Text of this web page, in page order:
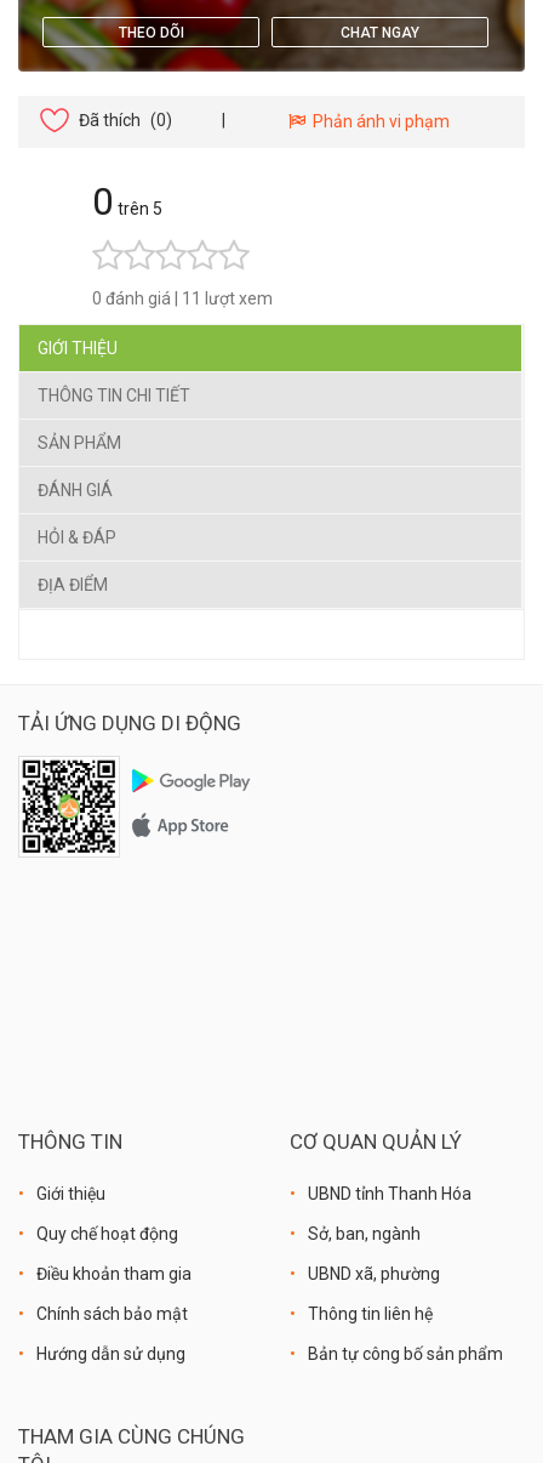
THEO DÕI CHAT NGAY
Đã thích (0) Phản ánh vi phạm
0 trên 5
0 đánh giá 11 lượt xem
GIỚI THIỆU
THÔNG TIN CHI TIẾT
SẢN PHẨM
ĐÁNH GIÁ
HỎI & ĐÁP
ĐỊA ĐIỂM
TẢI ỨNG DỤNG DI ĐỘNG
THÔNG TIN
Giới thiệu
Quy chế hoạt động
Điều khoản tham gia
Chính sách bảo mật
Hướng dẫn sử dụng
CƠ QUAN QUẢN LÝ
UBND tỉnh Thanh Hóa
Sở, ban, ngành
UBND xã, phường
Thông tin liên hệ
Bản tự công bố sản phẩm
THAM GIA CÙNG CHÚNG